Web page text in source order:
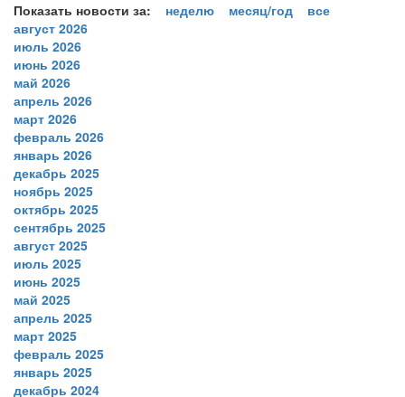
Показать новости за: неделю месяц/год
все
август 2026
июль 2026
июнь 2026
май 2026
апрель 2026
март 2026
февраль 2026
январь 2026
декабрь 2025
ноябрь 2025
октябрь 2025
сентябрь 2025
август 2025
июль 2025
июнь 2025
май 2025
апрель 2025
март 2025
февраль 2025
январь 2025
декабрь 2024